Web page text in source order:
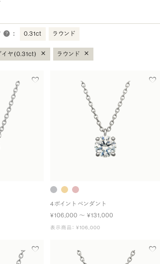
： 0.31ct ラウンド
イヤ(0.31ct) × ラウンド ×
4ポイント ペンダント
¥106,000 〜 ¥131,000
表示商品： ¥106,000